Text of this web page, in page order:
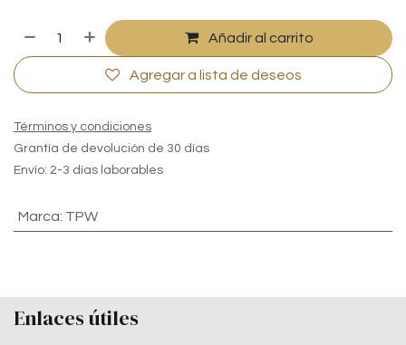
Añadir al carrito
Agregar a lista de deseos
Términos y condiciones
Grantía de devolución de 30 días
Envío: 2-3 días laborables
Marca: TPW
Enlaces útiles